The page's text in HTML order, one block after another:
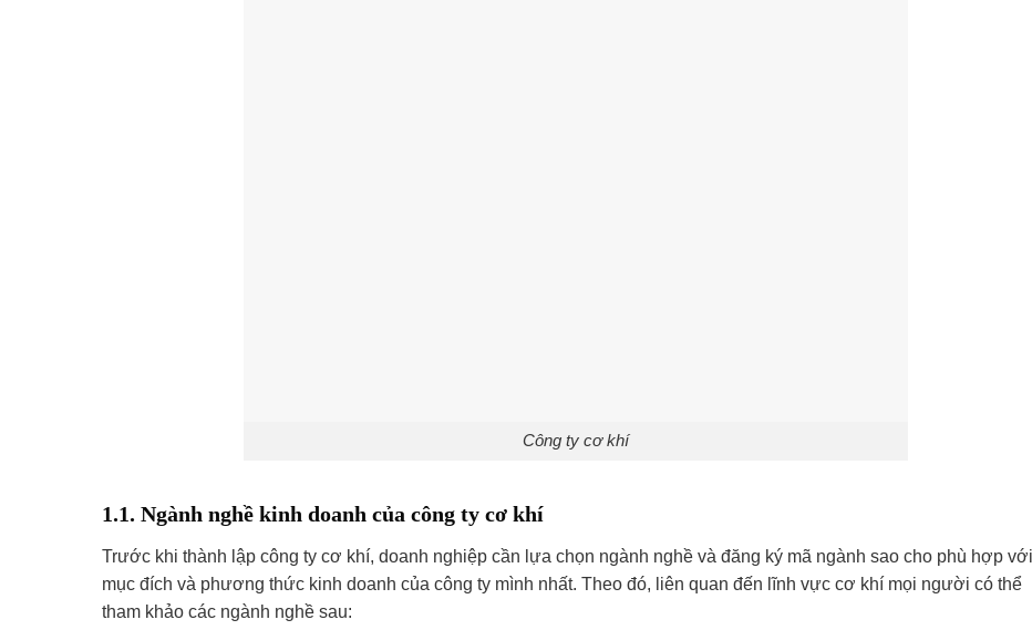
Công ty cơ khí
1.1. Ngành nghề kinh doanh của công ty cơ khí
Trước khi thành lập công ty cơ khí, doanh nghiệp cần lựa chọn ngành nghề và đăng ký mã ngành sao cho phù hợp với
mục đích và phương thức kinh doanh của công ty mình nhất. Theo đó, liên quan đến lĩnh vực cơ khí mọi người có thể
tham khảo các ngành nghề sau: